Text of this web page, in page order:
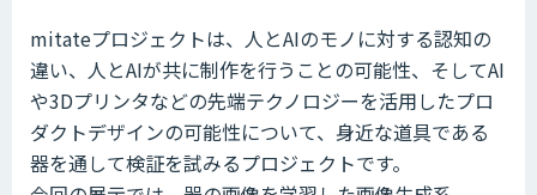
mitateプロジェクトは、人とAIのモノに対する認知の
違い、人とAIが共に制作を行うことの可能性、そしてAI
や3Dプリンタなどの先端テクノロジーを活用したプロ
ダクトデザインの可能性について、身近な道具である
器を通して検証を試みるプロジェクトです。